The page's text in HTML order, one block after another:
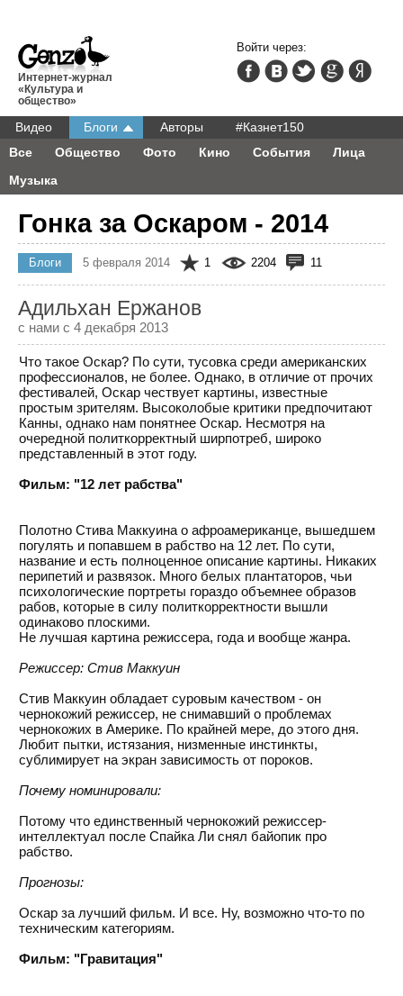
Интернет-журнал
«Культура и
общество»
Видео Блоги Авторы
#Казнет150
Все
Общество Фото Кино События
Лица
Музыка
Войти через:
Гонка за Оскаром - 2014
Блоги 5 февраля 2014 1 2204 11
Адильхан Ержанов
с нами с 4 декабря 2013
Что такое Оскар? По сути, тусовка среди американских
профессионалов, не более. Однако, в отличие от прочих
фестивалей, Оскар чествует картины, известные
простым зрителям. Высоколобые критики предпочитают
Канны, однако нам понятнее Оскар. Несмотря на
очередной политкорректный ширпотреб, широко
представленный в этот году.
Фильм: "12 лет рабства"
Полотно Стива Маккуина о афроамериканце, вышедшем
погулять и попавшем в рабство на 12 лет. По сути,
название и есть полноценное описание картины. Никаких
перипетий и развязок. Много белых плантаторов, чьи
психологические портреты гораздо объемнее образов
рабов, которые в силу политкорректности вышли
одинаково плоскими.
Не лучшая картина режиссера, года и вообще жанра.
Режиссер: Стив Маккуин
Стив Маккуин обладает суровым качеством - он
чернокожий режиссер, не снимавший о проблемах
чернокожих в Америке. По крайней мере, до этого дня.
Любит пытки, истязания, низменные инстинкты,
сублимирует на экран зависимость от пороков.
Почему номинировали:
Потому что единственный чернокожий режиссер-
интеллектуал после Спайка Ли снял байопик про
рабство.
Прогнозы:
Оскар за лучший фильм. И все. Ну, возможно что-то по
техническим категориям.
Фильм: "Гравитация"